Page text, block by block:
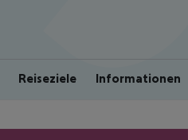
Reiseziele Informationen